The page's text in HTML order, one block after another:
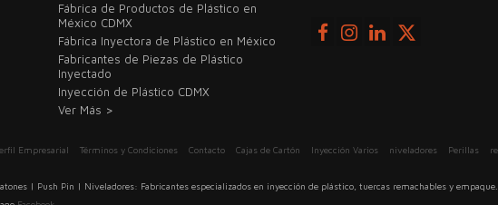
Fábrica de Productos de Plástico en
México CDMX
Fábrica Inyectora de Plástico en México
Fabricantes de Piezas de Plástico
Inyectado
Inyección de Plástico CDMX
Ver Más >
Empresarial Términos y Condiciones Contacto Cajas de Cartón Inyección Varios niveladores Perillas
| Push Pin | Niveladores: Fabricantes especializados en inyección de plástico, tuercas remachables y